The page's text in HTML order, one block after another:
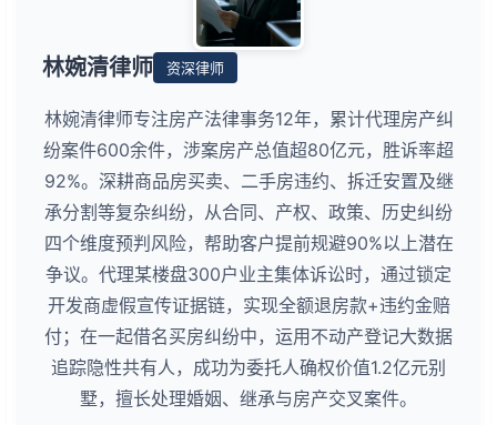
林婉清律师 资深律师
林婉清律师专注房产法律事务12年，累计代理房产纠
纷案件600余件，涉案房产总值超80亿元，胜诉率超
92%。深耕商品房买卖、二手房违约、拆迁安置及继
承分割等复杂纠纷，从合同、产权、政策、历史纠纷
四个维度预判风险，帮助客户提前规避90%以上潜在
争议。代理某楼盘300户业主集体诉讼时，通过锁定
开发商虚假宣传证据链，实现全额退房款+违约金赔
付；在一起借名买房纠纷中，运用不动产登记大数据
追踪隐性共有人，成功为委托人确权价值1.2亿元别
墅，擅长处理婚姻、继承与房产交叉案件。